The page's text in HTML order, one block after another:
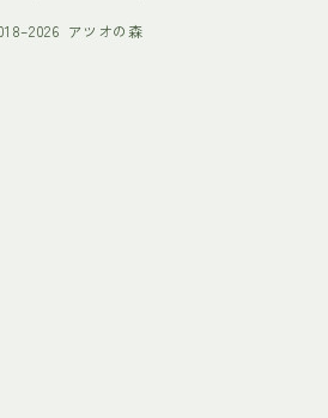
アツオの森